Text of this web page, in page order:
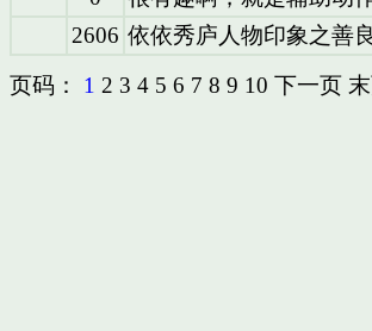
2606 依依秀庐人物印象之善
页码： 1 2 3 4 5 6 7 8 9 10 下一页